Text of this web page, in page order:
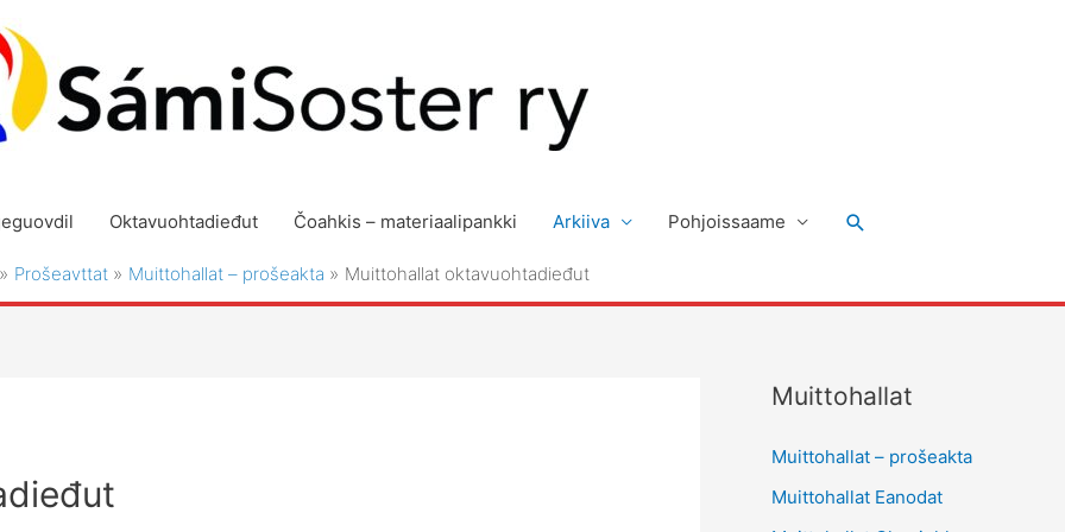
Oktavuohtadieđut Čoahkis – materiaalipankki Arkiiva Pohjoissaame Search
Prošeavttat Muittohallat – prošeakta Muittohallat oktavuohtadieđut
Muittohallat
Muittohallat – prošeakta
Muittohallat Eanodat